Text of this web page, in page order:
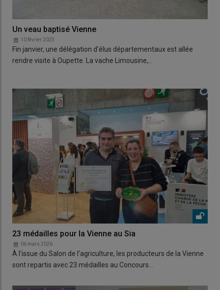
Un veau baptisé Vienne
10 février 2025
Fin janvier, une délégation d'élus départementaux est allée
rendre visite à Oupette. La vache Limousine,…
23 médailles pour la Vienne au Sia
06 mars 2026
À l'issue du Salon de l'agriculture, les producteurs de la Vienne
sont repartis avec 23 médailles au Concours…